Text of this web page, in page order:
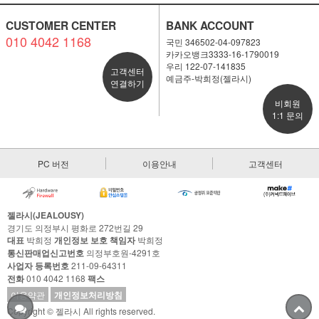
CUSTOMER CENTER
010 4042 1168
고객센터
연결하기
BANK ACCOUNT
국민 346502-04-097823
카카오뱅크3333-16-1790019
우리 122-07-141835
예금주-박희정(젤라시)
비회원
1:1 문의
PC 버전 이용안내 고객센터
젤라시(JEALOUSY)
경기도 의정부시 평화로 272번길 29
대표 박희정 개인정보 보호 책임자박희정
통신판매업신고번호 의정부호원-4291호
사업자 등록번호211-09-64311
전화010 4042 1168 팩스
이용약관 개인정보처리방침
Copyright © 젤라시 All rights reserved.